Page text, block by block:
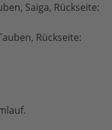
Saiga, Rückseite:
Rückseite: